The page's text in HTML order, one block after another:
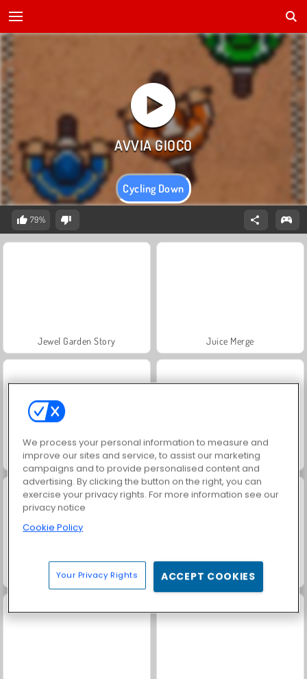
Cycling Down
79%
Jewel Garden Story Juice Merge
Grand Mahjong Connect Masha and the Bear: Meadows
Scala 40 Trollface Quest: USA 2
We process your personal information to measure and
improve our sites and service, to assist our marketing
campaigns and to provide personalised content and
advertising. By clicking the button on the right, you can
exercise your privacy rights. For more information see our
privacy notice
Cookie Policy
Your Privacy Rights ACCEPT COOKIES